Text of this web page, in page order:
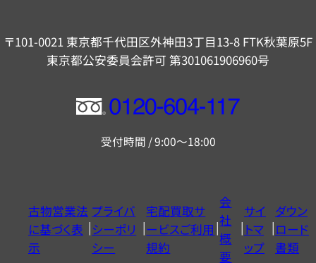
〒101-0021 東京都千代田区外神田3丁目13-8 FTK秋葉原5F
東京都公安委員会許可 第301061906960号
フ
ー
ヤ
ル
0120604117
受付時間 / 9:00～18:00
古物営業法
に基づく表
示
プライバ
シーポリ
シー
宅配買取サ
ービスご利用
規約
会
社
概
要
サイ
トマ
ップ
ダウン
ロード
書類